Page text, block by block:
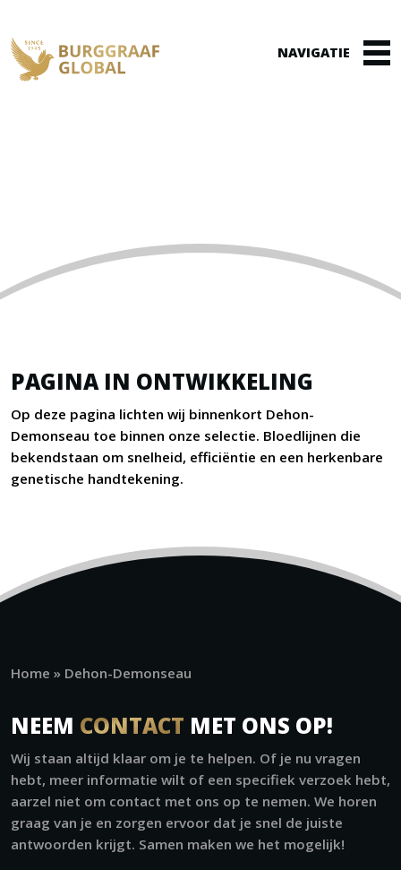
PAGINA IN ONTWIKKELING
Op deze pagina lichten wij binnenkort Dehon-
Demonseau toe binnen onze selectie. Bloedlijnen die
bekendstaan om snelheid, efficiëntie en een herkenbare
genetische handtekening.
Home » Dehon-Demonseau
NEEM CONTACT MET ONS OP!
Wij staan altijd klaar om je te helpen. Of je nu vragen
hebt, meer informatie wilt of een specifiek verzoek hebt,
aarzel niet om contact met ons op te nemen. We horen
graag van je en zorgen ervoor dat je snel de juiste
antwoorden krijgt. Samen maken we het mogelijk!